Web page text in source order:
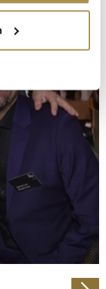
Lage
genau sein
identifizieren
Daten
im
zu
anbieten
zu
zu Ihrer
Partner für